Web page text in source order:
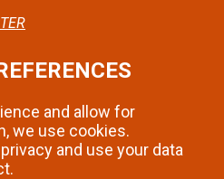
légales
and allow for
we use cookies.
and use your data